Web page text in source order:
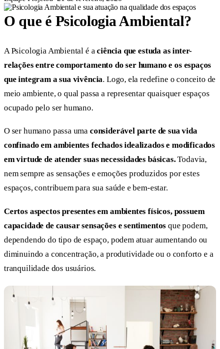
O que é Psicologia Ambiental?
A Psicologia Ambiental é aciência que estuda as inter-
relações entre comportamento do ser humano e os espaços
que integram a sua vivência. Logo, ela redefine o conceito de
meio ambiente, o qual passa a representar quaisquer espaços
ocupado pelo ser humano.
O ser humano passa uma considerável parte de sua vida
confinado em ambientes fechados idealizados e modificados
em virtude de atender suas necessidades básicas.Todavia,
nem sempre as sensações e emoções produzidos por estes
espaços, contribuem para sua saúde e bem-estar.
Certos aspectos presentes em ambientes físicos, possuem
capacidade de causar sensações e sentimentos que podem,
dependendo do tipo de espaço, podem atuar aumentando ou
diminuindo a concentração, a produtividade ou o conforto e a
tranquilidade dos usuários.